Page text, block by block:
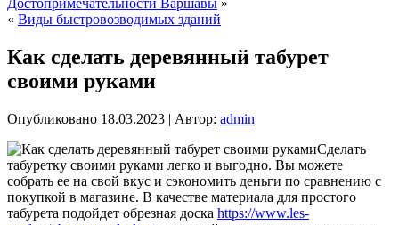
Достопримечательности Варшавы »
« Виды быстровозводимых зданий
Как сделать деревянный табурет
своими руками
Опубликовано 18.03.2023 | Автор: admin
Сделать
табуретку своими руками легко и выгодно. Вы можете
собрать ее на свой вкус и сэкономить деньги по сравнению с
покупкой в магазине. В качестве материала для простого
табурета подойдет обрезная доска https://www.les-